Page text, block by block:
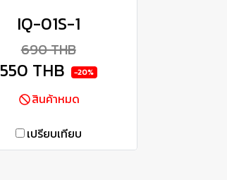
IQ-01S-1
690 THB
550 THB -20%
สินค้าหมด
เปรียบเทียบ